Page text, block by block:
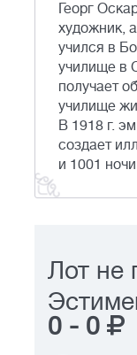
Георг
художник,
учился в
училище в
получает
училище
В 1918 г.
создает
и 1001
Лот не
0 - 0